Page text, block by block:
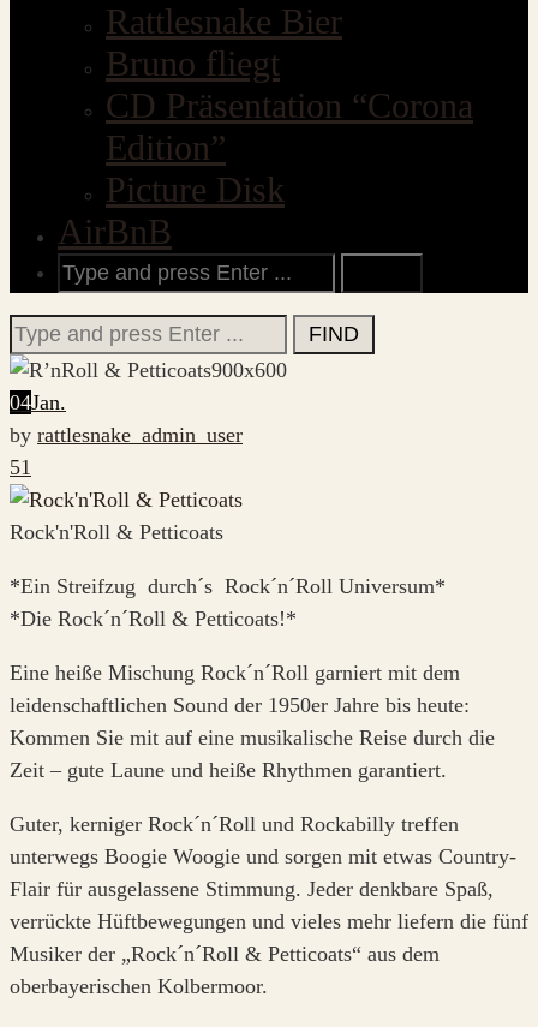
Rattlesnake Bier
Bruno fliegt
CD Präsentation “Corona
Edition”
Picture Disk
AirBnB
Search
for:
Search
for:
04Jan.
by rattlesnake_admin_user
51
Rock'n'Roll & Petticoats
*Ein Streifzug durch´s Rock´n´Roll Universum*
*Die Rock´n´Roll & Petticoats!*
Eine heiße Mischung Rock´n´Roll garniert mit dem
leidenschaftlichen Sound der 1950er Jahre bis heute:
Kommen Sie mit auf eine musikalische Reise durch die
Zeit – gute Laune und heiße Rhythmen garantiert.
Guter, kerniger Rock´n´Roll und Rockabilly treffen
unterwegs Boogie Woogie und sorgen mit etwas Country-
Flair für ausgelassene Stimmung. Jeder denkbare Spaß,
verrückte Hüftbewegungen und vieles mehr liefern die fünf
Musiker der „Rock´n´Roll & Petticoats“ aus dem
oberbayerischen Kolbermoor.